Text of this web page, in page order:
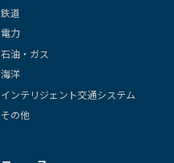
鉄道
電力
石油・ガス
海洋
インテリジェント交通システム
その他